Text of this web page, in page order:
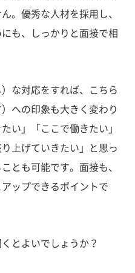
。優秀な人材を採用し、
も、しっかりと面接で相
な対応をすれば、こちら
への印象も大きく変わり
い」「ここで働きたい」
上げていきたい」と思っ
とも可能です。面接も、
ップできるポイントで
とよいでしょうか？